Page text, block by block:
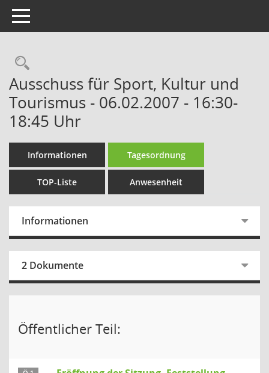
Toggle navigation
Rechercheauswahl
Ausschuss für Sport, Kultur und
Tourismus - 06.02.2007 - 16:30-
18:45 Uhr
Informationen Tagesordnung
TOP-Liste Anwesenheit
Informationen
2 Dokumente
Öffentlicher Teil: